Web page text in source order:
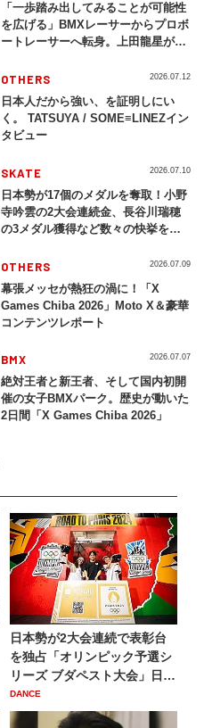
「一歩踏み出してみることが可能性
を広げる」BMXレーサーからプロボ
ートレーサーへ転身。上田龍星が体
OTHERS
日本人だから強い、を証明しにい
く。 TATSUYA / SOME≡LINEZイン
タビュー
2026.07.12
SKATE
日本勢が17個のメダルを奪取！小野
寺吟雲の2大会連続金、長谷川瑞穂
の3メダル獲得など数々の快挙をプ
2026」
2026.07.10
OTHERS
幕張メッセが熱狂の渦に！「X
Games Chiba 2026」Moto X＆豪華
コンテンツレポート
2026.07.09
BMX
絶対王者と新王者、そして国内初開
催の女子BMXパーク。歴史が動いた
2日間「X Games Chiba 2026」
2026.07.07
日本勢が2大会連続で表彰台
を独占「オリンピック予選シ
リーズ ブダペスト大会」日
本...
DANCE